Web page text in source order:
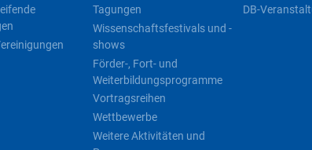
Tagungen
Wissenschaftsfestivals und -
shows
Förder-, Fort- und
Weiterbildungsprogramme
Vortragsreihen
Wettbewerbe
Weitere Aktivitäten und
DB-